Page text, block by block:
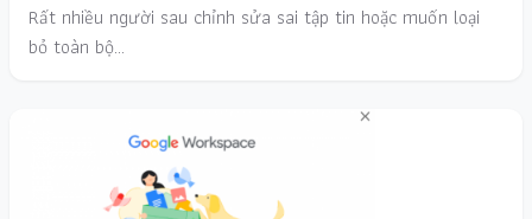
Rất nhiều người sau chỉnh sửa sai tập tin hoặc muốn loại
bỏ toàn bộ…